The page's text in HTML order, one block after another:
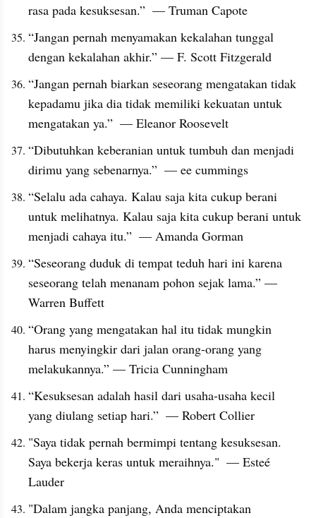
rasa pada kesuksesan.”  — Truman Capote
“Jangan pernah menyamakan kekalahan tunggal
dengan kekalahan akhir.” — F. Scott Fitzgerald
“Jangan pernah biarkan seseorang mengatakan tidak
kepadamu jika dia tidak memiliki kekuatan untuk
mengatakan ya.”  — Eleanor Roosevelt
“Dibutuhkan keberanian untuk tumbuh dan menjadi
dirimu yang sebenarnya.”  — ee cummings
“Selalu ada cahaya. Kalau saja kita cukup berani
untuk melihatnya. Kalau saja kita cukup berani untuk
menjadi cahaya itu.”  — Amanda Gorman
“Seseorang duduk di tempat teduh hari ini karena
seseorang telah menanam pohon sejak lama.” —
Warren Buffett
“Orang yang mengatakan hal itu tidak mungkin
harus menyingkir dari jalan orang-orang yang
melakukannya.” — Tricia Cunningham
“Kesuksesan adalah hasil dari usaha-usaha kecil
yang diulang setiap hari.”  — Robert Collier
"Saya tidak pernah bermimpi tentang kesuksesan.
Saya bekerja keras untuk meraihnya."  — Esteé
Lauder
"Dalam jangka panjang, Anda menciptakan